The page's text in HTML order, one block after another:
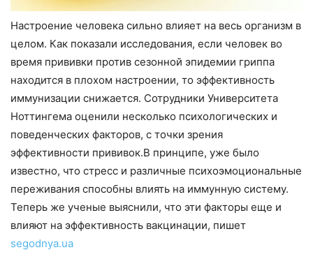
Настроение человека сильно влияет на весь организм в
целом. Как показали исследования, если человек во
время прививки против сезонной эпидемии гриппа
находится в плохом настроении, то эффективность
иммунизации снижается. Сотрудники Университета
Ноттингема оценили несколько психологических и
поведенческих факторов, с точки зрения
эффективности прививок.В принципе, уже было
известно, что стресс и различные психоэмоциональные
переживания способны влиять на иммунную систему.
Теперь же ученые выяснили, что эти факторы еще и
влияют на эффективность вакцинации, пишет
segodnya.ua